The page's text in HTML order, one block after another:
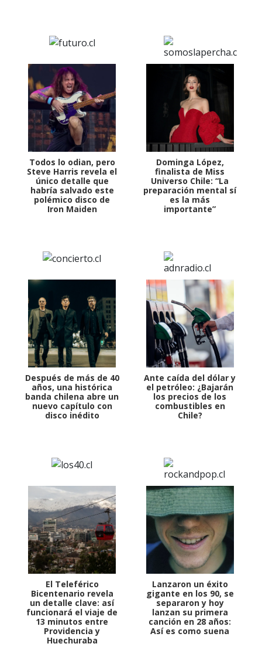
Todos lo odian, pero
Steve Harris revela el
único detalle que
habría salvado este
polémico disco de
Iron Maiden
Dominga López,
finalista de Miss
Universo Chile: “La
preparación mental sí
es la más
importante”
Después de más de 40
años, una histórica
banda chilena abre un
nuevo capítulo con
disco inédito
Ante caída del dólar y
el petróleo: ¿Bajarán
los precios de los
combustibles en
Chile?
El Teleférico
Bicentenario revela
un detalle clave: así
funcionará el viaje de
13 minutos entre
Providencia y
Huechuraba
Lanzaron un éxito
gigante en los 90, se
separaron y hoy
lanzan su primera
canción en 28 años:
Así es como suena